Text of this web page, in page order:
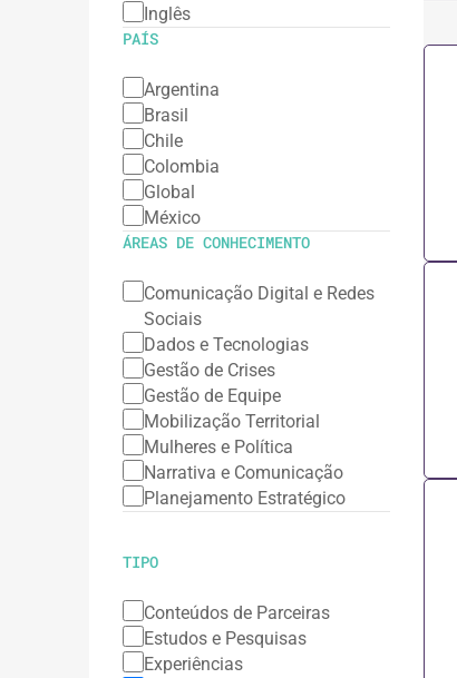
Inglês
PAÍS
Argentina
Brasil
Chile
Colombia
Global
México
ÁREAS DE CONHECIMENTO
Comunicação Digital e Redes
Sociais
Dados e Tecnologias
Gestão de Crises
Gestão de Equipe
Mobilização Territorial
Mulheres e Política
Narrativa e Comunicação
Planejamento Estratégico
TIPO
Conteúdos de Parceiras
Estudos e Pesquisas
Experiências